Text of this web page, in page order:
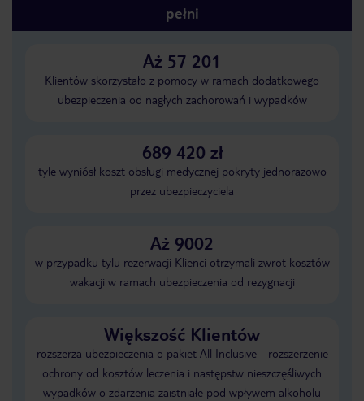
pełni
Aż 57 201
Klientów skorzystało z pomocy w ramach dodatkowego
ubezpieczenia od nagłych zachorowań i wypadków
689 420 zł
tyle wyniósł koszt obsługi medycznej pokryty jednorazowo
przez ubezpieczyciela
Aż 9002
w przypadku tylu rezerwacji Klienci otrzymali zwrot kosztów
wakacji w ramach ubezpieczenia od rezygnacji
Większość Klientów
rozszerza ubezpieczenia o pakiet All Inclusive - rozszerzenie
ochrony od kosztów leczenia i następstw nieszczęśliwych
wypadków o zdarzenia zaistniałe pod wpływem alkoholu